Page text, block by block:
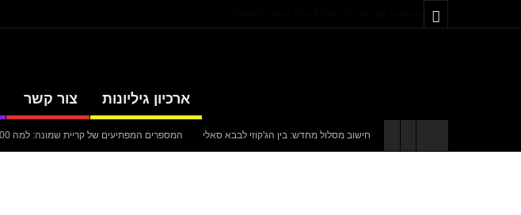
צור קשר ארכיון גיליונות
המספרים המפתיעים של קריית שמונה: למה 600 דורשי עבודה הם לא מה שחשבתם? חישוב מסלול מחדש: בין הג'קוזי לבבא סאלי